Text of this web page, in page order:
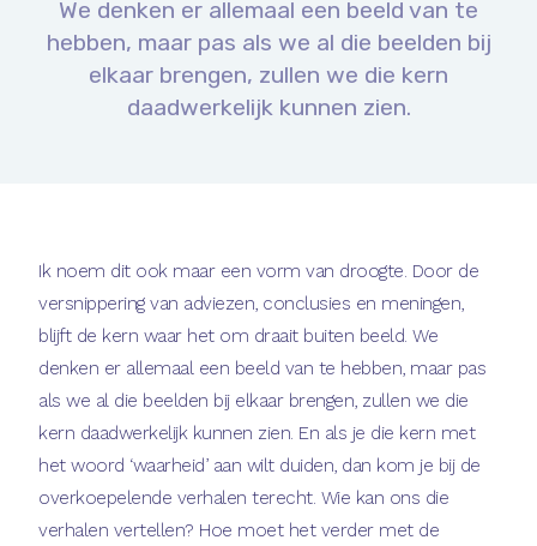
We denken er allemaal een beeld van te
hebben, maar pas als we al die beelden bij
elkaar brengen, zullen we die kern
daadwerkelijk kunnen zien.
Ik noem dit ook maar een vorm van droogte. Door de
versnippering van adviezen, conclusies en meningen,
blijft de kern waar het om draait buiten beeld. We
denken er allemaal een beeld van te hebben, maar pas
als we al die beelden bij elkaar brengen, zullen we die
kern daadwerkelijk kunnen zien. En als je die kern met
het woord ‘waarheid’ aan wilt duiden, dan kom je bij de
overkoepelende verhalen terecht. Wie kan ons die
verhalen vertellen? Hoe moet het verder met de